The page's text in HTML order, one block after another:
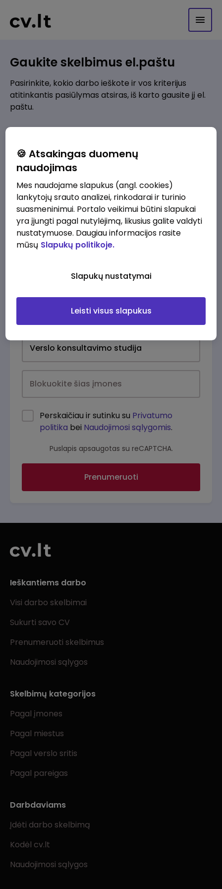
Gaukite skelbimus el.paštu
Pasirinkite, kokio darbo ieškote ir vos kriterijus
atitinkantis pasiūlymas atsiras, iš karto gausite jį el.
paštu.
Pridėti naują
Kokios srities darbo pasiūlymai jus domina?
Pridėti naują
Perskaičiau ir sutinku su Privatumo
politika bei Naudojimosi sąlygomis.
Puslapis apsaugotas su reCAPTCHA.
Prenumeruoti
Ieškantiems darbo
Visi darbo skelbimai
Sukurti savo CV
Prenumeruoti skelbimus
Naudojimosi sąlygos
Skelbimų kategorijos
Pagal įmones
Pagal miestus
Pagal verslo sritis
Pagal pareigas
Darbdaviams
Įdėti darbo skelbimą
Kodėl cv.lt
Naudojimosi sąlygos
🍪 Atsakingas duomenų
naudojimas
Mes naudojame slapukus (angl. cookies)
lankytojų srauto analizei, rinkodarai ir turinio
suasmeninimui. Portalo veikimui būtini slapukai
yra įjungti pagal nutylėjimą, likusius galite valdyti
nustatymuose. Daugiau informacijos rasite
mūsų Slapukų politikoje.
Slapukų nustatymai
Leisti visus slapukus